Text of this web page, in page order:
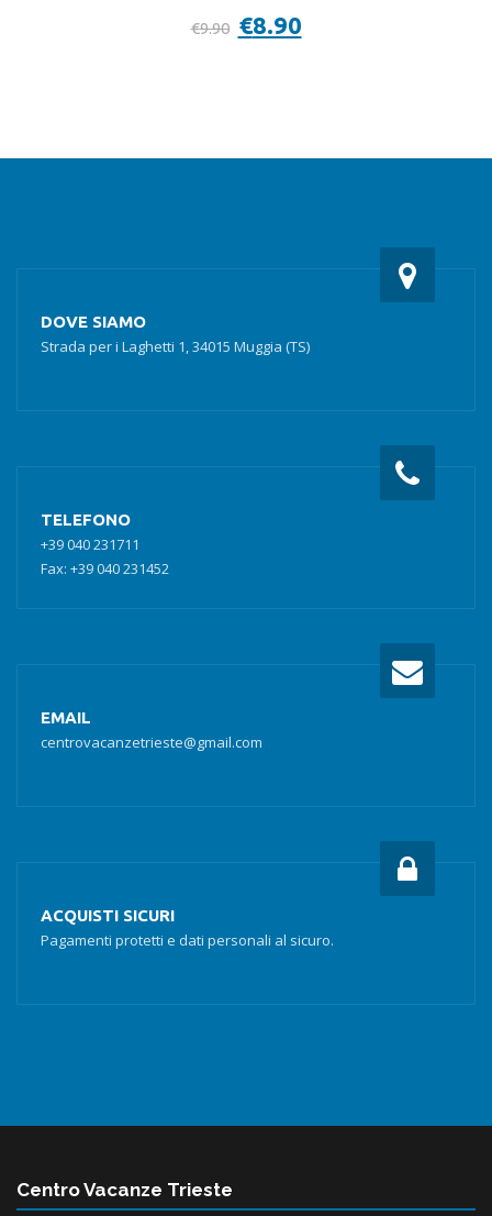
€9.90 Il
prezzo
€8.90Il
prezzo
DOVE SIAMO
Strada per i Laghetti 1, 34015 Muggia (TS)
TELEFONO
+39 040 231711
Fax: +39 040 231452
EMAIL
centrovacanzetrieste@gmail.com
ACQUISTI SICURI
Pagamenti protetti e dati personali al sicuro.
Centro Vacanze Trieste